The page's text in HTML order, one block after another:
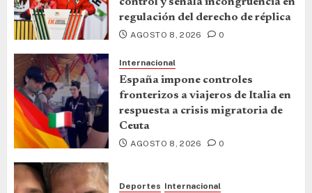
regulación del derecho de réplica
AGOSTO 8, 2026 0
Internacional
España impone controles
fronterizos a viajeros de Italia en
respuesta a crisis migratoria de
Ceuta
AGOSTO 8, 2026 0
Deportes Internacional